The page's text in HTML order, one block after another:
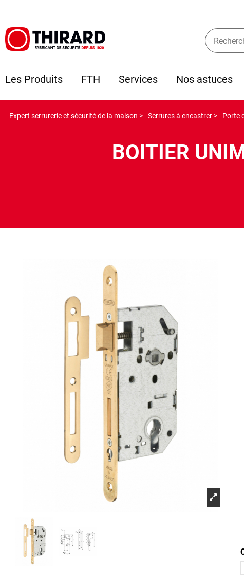
Les Produits FTH Services Nos astuces
Expert serrurerie et sécurité de la maison > Serrures à encastrer > Porte
BOITIER